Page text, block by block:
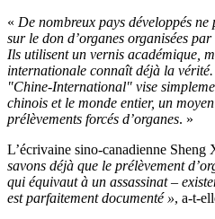
« De nombreux pays développés
sur le don d’organes organisées
Ils utilisent un vernis académique,
internationale connaît déjà la
"Chine-International" vise
chinois et le monde entier, un
prélèvements forcés d’organes. »
L’écrivaine sino-canadienne Sheng
savons déjà que le prélèvement
qui équivaut à un assassinat –
est parfaitement documenté », a-t-